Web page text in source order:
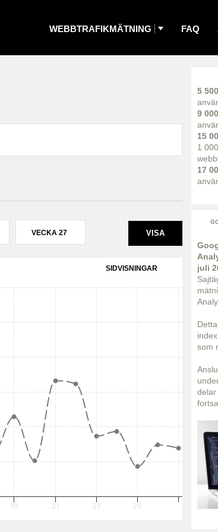
WEBBTRAFIKMÄTNING FAQ
VECKA 27
SIDVISNINGAR
19 21 23 25
5
9
15
1
17
juli
som
delar